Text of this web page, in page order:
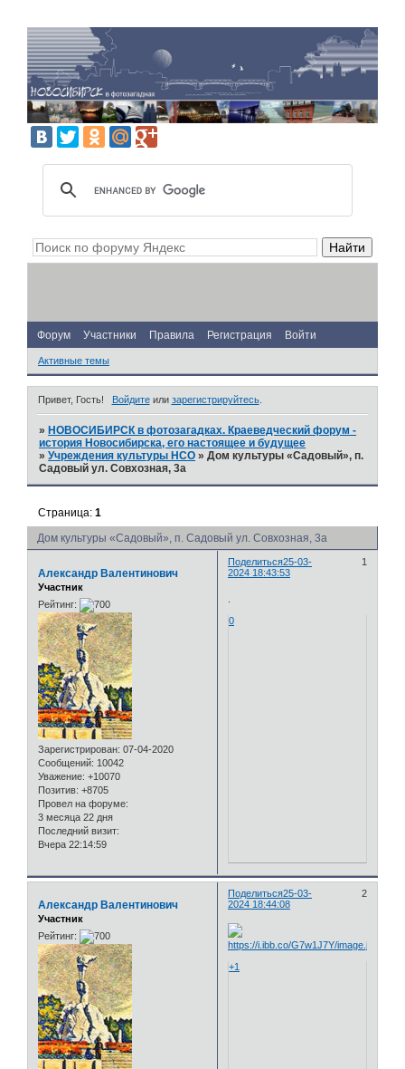
Форум Участники Правила Регистрация Войти
Активные темы
Привет, Гость! Войдитеили зарегистрируйтесь.
» НОВОСИБИРСК в фотозагадках. Краеведческий форум -
история Новосибирска, его настоящее и будущее
»Учреждения культуры НСО »Дом культуры «Садовый», п.
Садовый ул. Совхозная, 3а
Дом культуры «Садовый», п. Садовый ул. Совхозная, 3а
Страница:1
Поделиться 1
25-03-
2024 18:43:53
Александр Валентинович
Участник
Рейтинг:
Зарегистрирован: 07-04-2020
Сообщений: 10042
Уважение: +10070
Позитив: +8705
Провел на форуме:
3 месяца 22 дня
Последний визит:
Вчера 22:14:59
0
Поделиться 2
25-03-
2024 18:44:08
Александр Валентинович
Участник
Рейтинг:
+1